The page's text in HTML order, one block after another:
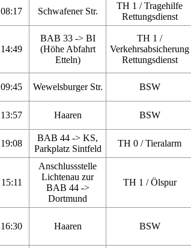
08:17 Schwafener Str.
TH 1 / Tragehilfe
Rettungsdienst
14:49
BAB 33 -> BI
(Höhe Abfahrt
Etteln)
TH 1 /
Verkehrsabsicherung
Rettungsdienst
09:45 Wewelsburger Str. BSW
13:57 Haaren BSW
19:08
BAB 44 -> KS,
Parkplatz Sintfeld
TH 0 / Tieralarm
15:11
Anschlussstelle
Lichtenau zur
BAB 44 ->
Dortmund
TH 1 / Ölspur
16:30 Haaren BSW